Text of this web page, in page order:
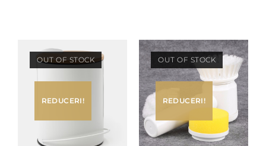
OUT OF STOCK
REDUCERI!
OUT OF STOCK
REDUCERI!